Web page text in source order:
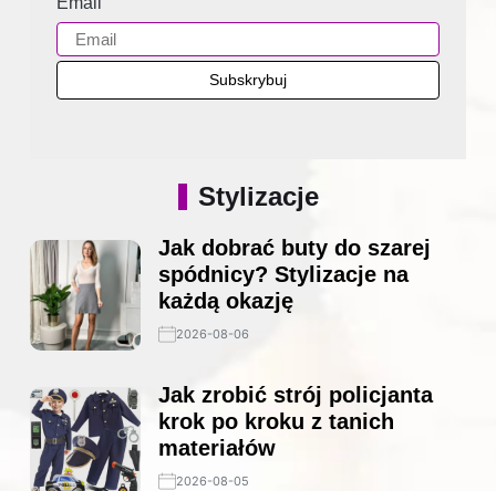
Stylizacje
Jak dobrać buty do szarej
spódnicy? Stylizacje na
każdą okazję
2026-08-06
Jak zrobić strój policjanta
krok po kroku z tanich
materiałów
2026-08-05